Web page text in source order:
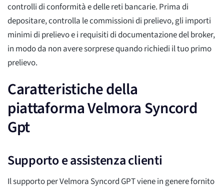
controlli di conformità e delle reti bancarie. Prima di
depositare, controlla le commissioni di prelievo, gli importi
minimi di prelievo e i requisiti di documentazione del broker,
in modo da non avere sorprese quando richiedi il tuo primo
prelievo.
Caratteristiche della
piattaforma Velmora Syncord
Gpt
Supporto e assistenza clienti
Il supporto per Velmora Syncord GPT viene in genere fornito